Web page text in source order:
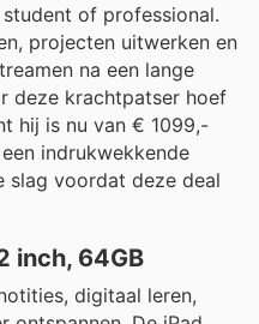
of professional.
projecten uitwerken en
na een lange
deze krachtpatser hoef
hij is nu van € 1099,-
indrukwekkende
slag voordat deze deal
inch, 64GB
digitaal leren,